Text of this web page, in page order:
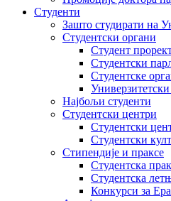
Студенти
Зашто студирати на
Студентски органи
Студент
Студентски
Студентске
Најбољи студенти
Студентски центри
Студентски
Студентски
Стипендије и праксе
Студентска
Студентска
Конкурси за